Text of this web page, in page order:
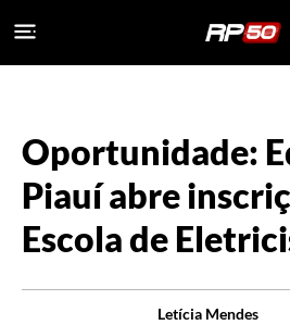
Oportunidade:
Piauí abre
Escola de
Letícia Mendes